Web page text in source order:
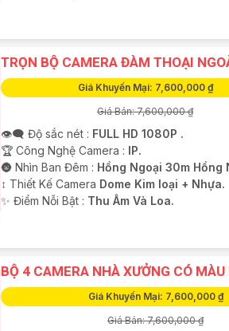
TRỌN BỘ CAMERA ĐÀM THOẠI
Giá Khuyến Mại: 7,600,000 ₫
Giá Bán: 7,600,000 ₫
👁️‍🗨 Độ sắc nét : FULL HD 1080P .
🏆 Công Nghệ Camera : IP.
🌚 Nhìn Ban Đêm : Hồng Ngoại 30m Hồng
↕️ Thiết Kế Camera Dome Kim loại + Nhựa.
️✨ Điểm Nỗi Bật : Thu Âm Và Loa.
BỘ 4 CAMERA NHÀ XƯỞNG CÓ
Giá Khuyến Mại: 7,600,000 ₫
Giá Bán: 7,600,000 ₫